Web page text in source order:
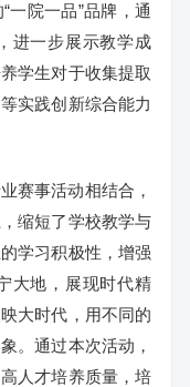
一院一品”品牌，通
进一步展示教学成
学生对于收集提取
实践创新综合能力
赛事活动相结合，
缩短了学校教学与
学习积极性，增强
大地，展现时代精
大时代，用不同的
。通过本次活动，
人才培养质量，培